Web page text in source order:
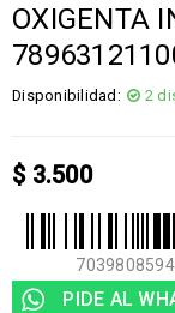
OXIGENTA
Disponibilidad: 2
$3.500
PIDE AL